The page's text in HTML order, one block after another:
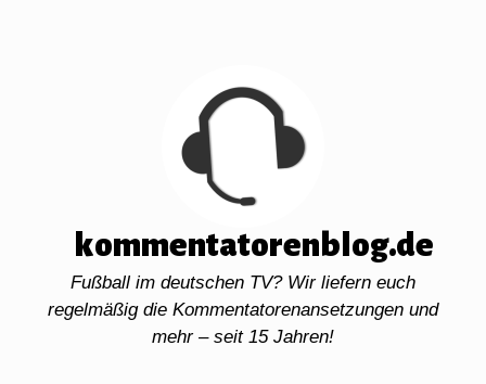
kommentatorenblog.de
Fußball im deutschen TV? Wir liefern euch
regelmäßig die Kommentatorenansetzungen und
mehr – seit 15 Jahren!